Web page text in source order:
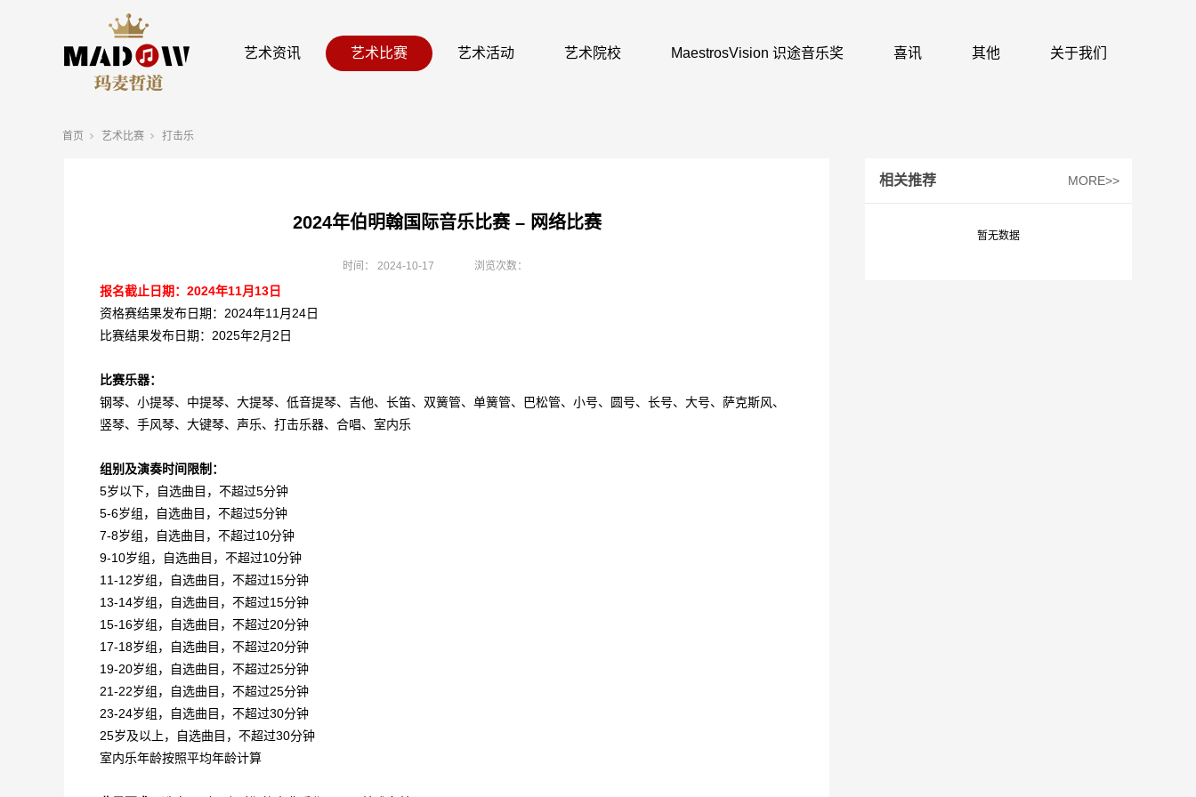
艺术资讯 艺术比赛 艺术活动 艺术院校 MaestrosVision 识途音乐奖 喜讯 其他 关于我们
首页 艺术比赛 打击乐
2024年伯明翰国际音乐比赛 – 网络比赛
时间： 2024-10-17 浏览次数：
报名截止日期：2024年11月13日
资格赛结果发布日期：2024年11月24日
比赛结果发布日期：2025年2月2日
比赛乐器：
钢琴、小提琴、中提琴、大提琴、低音提琴、吉他、长笛、双簧管、单簧管、巴松管、小号、圆号、长号、大号、萨克斯风、
竖琴、手风琴、大键琴、声乐、打击乐器、合唱、室内乐
组别及演奏时间限制：
5岁以下，自选曲目，不超过5分钟
5-6岁组，自选曲目，不超过5分钟
7-8岁组，自选曲目，不超过10分钟
9-10岁组，自选曲目，不超过10分钟
11-12岁组，自选曲目，不超过15分钟
13-14岁组，自选曲目，不超过15分钟
15-16岁组，自选曲目，不超过20分钟
17-18岁组，自选曲目，不超过20分钟
19-20岁组，自选曲目，不超过25分钟
21-22岁组，自选曲目，不超过25分钟
23-24岁组，自选曲目，不超过30分钟
25岁及以上，自选曲目，不超过30分钟
室内乐年龄按照平均年龄计算
相关推荐 MORE>>
暂无数据